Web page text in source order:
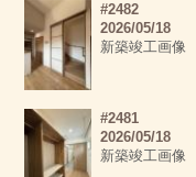
#2482
2026/05/18
新築竣工画
#2481
2026/05/18
新築竣工画